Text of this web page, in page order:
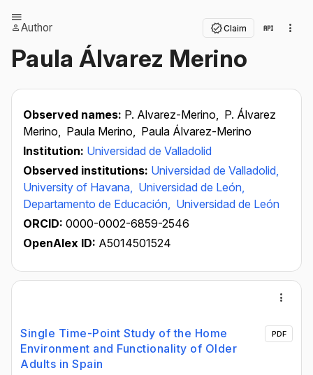
Author Claim
Paula Álvarez Merino
Observed names: P. Alvarez-Merino, P. Álvarez
Merino, Paula Merino, Paula Álvarez-Merino
Institution: Universidad de Valladolid
Observed institutions: Universidad de Valladolid,
University of Havana, Universidad de León,
Departamento de Educación, Universidad de León
ORCID: 0000-0002-6859-2546
OpenAlex ID: A5014501524
Single Time-Point Study of the Home
Environment and Functionality of Older
Adults in Spain
PDF